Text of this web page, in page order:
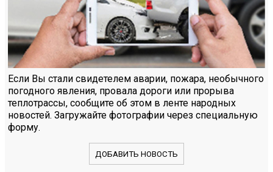
Если Вы стали свидетелем аварии, пожара, необычного
погодного явления, провала дороги или прорыва
теплотрассы, сообщите об этом в ленте народных
новостей. Загружайте фотографии через специальную
форму.
ДОБАВИТЬ НОВОСТЬ